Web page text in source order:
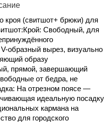
кроя (свитшот+ брюки) для
Свободный, для
образный вырез, визуально
образу
прямой, завершающий
от бедра, не
На отрезном поясе —
идеальную посадку
кармана на
для городского